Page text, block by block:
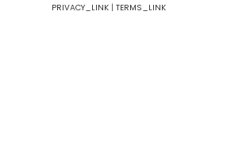
PRIVACY_LINK | TERMS_LINK